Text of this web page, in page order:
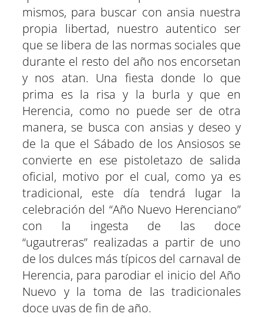
mismos, para buscar con ansia nuestra
propia libertad, nuestro autentico ser
que se libera de las normas sociales que
durante el resto del año nos encorsetan
y nos atan. Una fiesta donde lo que
prima es la risa y la burla y que en
Herencia, como no puede ser de otra
manera, se busca con ansias y deseo y
de la que el Sábado de los Ansiosos se
convierte en ese pistoletazo de salida
oficial, motivo por el cual, como ya es
tradicional, este día tendrá lugar la
celebración del “Año Nuevo Herenciano”
con la ingesta de las doce
“ugautreras” realizadas a partir de uno
de los dulces más típicos del carnaval de
Herencia, para parodiar el inicio del Año
Nuevo y la toma de las tradicionales
doce uvas de fin de año.